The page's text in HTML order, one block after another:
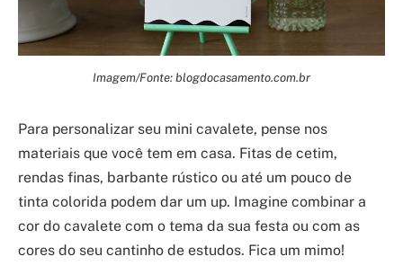
Imagem/Fonte: blogdocasamento.com.br
Para personalizar seu mini cavalete, pense nos
materiais que você tem em casa. Fitas de cetim,
rendas finas, barbante rústico ou até um pouco de
tinta colorida podem dar um up. Imagine combinar a
cor do cavalete com o tema da sua festa ou com as
cores do seu cantinho de estudos. Fica um mimo!